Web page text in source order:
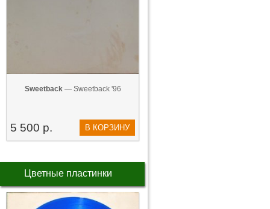
Sweetback— Sweetback '96
5 500 р. В КОРЗИНУ
Цветные пластинки